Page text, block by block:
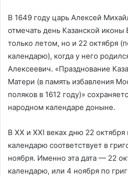
В 1649 году царь Алексей
отмечать день Казанской
только летом, но и 22 октября
календарю), когда у него
Алексеевич. «Празднование
Матери (в память избавления
поляков в 1612 году)»
народном календаре доныне.
В XX и XXI веках дню 22
календарю соответствует в
ноября. Именно эта дата — 22
календарю, или 4 ноября по